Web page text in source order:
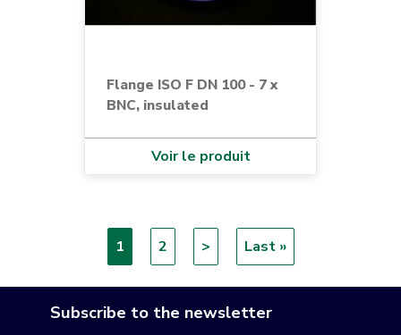
Flange ISO F DN 100 - 7 x
BNC, insulated
Voir le produit
Current
page
1 Page
2
Next
page
>
Last
page
Last »
Subscribe to the newsletter